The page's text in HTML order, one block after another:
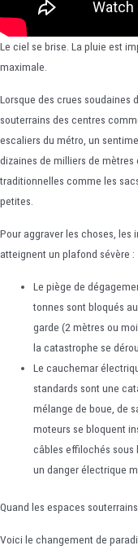
Le ciel se brise. La pluie est
maximale.
Lorsque des crues soudaines
souterrains des centres
escaliers du métro, un
dizaines de milliers de mètres
traditionnelles comme les
petites.
Pour aggraver les choses, les
atteignent un plafond sévère :
Le piège de
tonnes sont bloqués
garde (2 mètres ou
la catastrophe se
Le cauchemar
standards sont une
mélange de boue, de
moteurs se bloquent
câbles effilochés sous
un danger électrique
Quand les espaces
Voici le changement de